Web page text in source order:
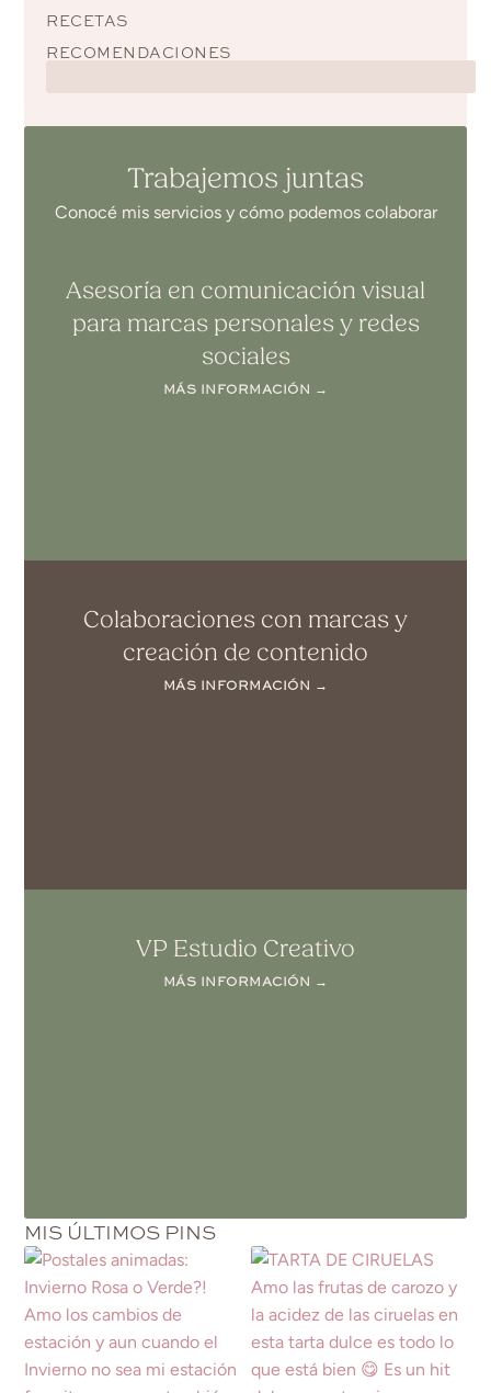
RECETAS
RECOMENDACIONES
Trabajemos juntas
Conocé mis servicios y cómo podemos colaborar
Asesoría en comunicación visual
para marcas personales y redes
sociales
MÁS INFORMACIÓN →
Colaboraciones con marcas y
creación de contenido
MÁS INFORMACIÓN →
VP Estudio Creativo
MÁS INFORMACIÓN →
MIS ÚLTIMOS PINS